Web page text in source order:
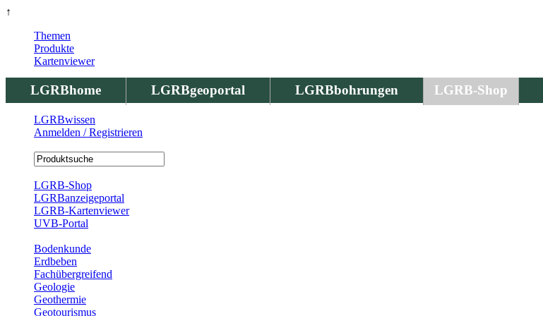
↑
LGRBhome LGRBgeoportal LGRBbohrungen LGRB-Shop
Themen
Produkte
Kartenviewer
LGRBwissen
Anmelden / Registrieren
LGRB-Shop
LGRBanzeigeportal
LGRB-Kartenviewer
UVB-Portal
Bodenkunde
Erdbeben
Fachübergreifend
Geologie
Geothermie
Geotourismus